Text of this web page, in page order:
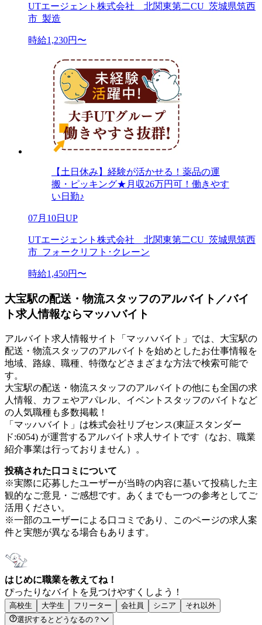
UTエージェント株式会社 北関東第二CU_茨城県筑西
市_製造
時給1,230円〜
【土日休み】経験が活かせる！薬品の運
搬・ピッキング★月収26万円可！働きやす
い日勤♪
07月10日UP
UTエージェント株式会社 北関東第二CU_茨城県筑西
市_フォークリフト･クレーン
時給1,450円〜
大宝駅の配送・物流スタッフのアルバイト／バイ
ト求人情報ならマッハバイト
アルバイト求人情報サイト「マッハバイト」では、大宝駅の
配送・物流スタッフのアルバイトを始めとしたお仕事情報を
地域、路線、職種、特徴などさまざまな方法で検索可能で
す。
大宝駅の配送・物流スタッフのアルバイトの他にも全国の求
人情報、カフェやアパレル、イベントスタッフのバイトなど
の人気職種も多数掲載！
「マッハバイト」は株式会社リブセンス(東証スタンダー
ド:6054) が運営するアルバイト求人サイトです（なお、職業
紹介事業は行っておりません）。
投稿された口コミについて
※実際に応募したユーザーが当時の内容に基いて投稿した主
観的なご意見・ご感想です。あくまでも一つの参考としてご
活用ください。
※一部のユーザーによる口コミであり、このページの求人案
件と実態が異なる場合もあります。
はじめに職業を教えてね！
ぴったりなバイトを見つけやすくしよう！
高校生 大学生 フリーター 会社員 シニア
それ以外
選択するとどうなるの？